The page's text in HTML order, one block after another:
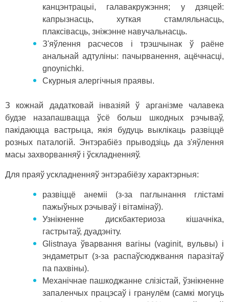
канцэнтрацыі, галавакружэння; у дзяцей:
капрызнасць, хуткая стамляльнасць,
плаксівасць, зніжэнне навучальнасць.
З'яўлення расчесов і трэшчынак ў раёне
анальнай адтуліны: пачырванення, ацёчнасці,
gnoynichki.
Скурныя алергічныя праявы.
З кожнай дадатковай інвазіяй ў арганізме чалавека
будзе назапашвацца ўсё больш шкодных рэчываў,
пакідаюцца вастрыца, якія будуць выклікаць развіццё
розных паталогій. Энтэрабіёз прыводзіць да з'яўлення
масы захворванняў і ўскладненняў.
Для праяў ускладненняў энтэрабіёзу характэрныя:
развіццё анеміі (з-за паглынання глістамі
пажыўных рэчываў і вітамінаў).
Узнікненне дискбактериоза кішачніка,
гастрытаў, дуадэніту.
Glistnaya ўварвання вагіны (vaginit, вульвы) і
эндаметрыт (з-за распаўсюджвання паразітаў
па пахвіны).
Механічнае пашкоджанне слізістай, ўзнікненне
запаленчых працэсаў і гранулём (самкі могуць